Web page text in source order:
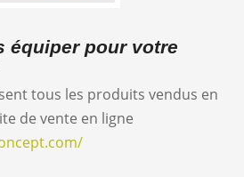
équiper pour votre
tous les produits vendus en
de vente en ligne